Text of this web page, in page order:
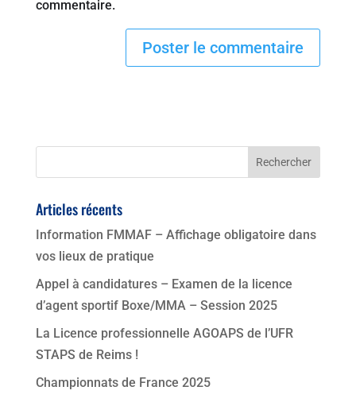
commentaire.
Articles récents
Information FMMAF – Affichage obligatoire dans
vos lieux de pratique
Appel à candidatures – Examen de la licence
d’agent sportif Boxe/MMA – Session 2025
La Licence professionnelle AGOAPS de l’UFR
STAPS de Reims !
Championnats de France 2025